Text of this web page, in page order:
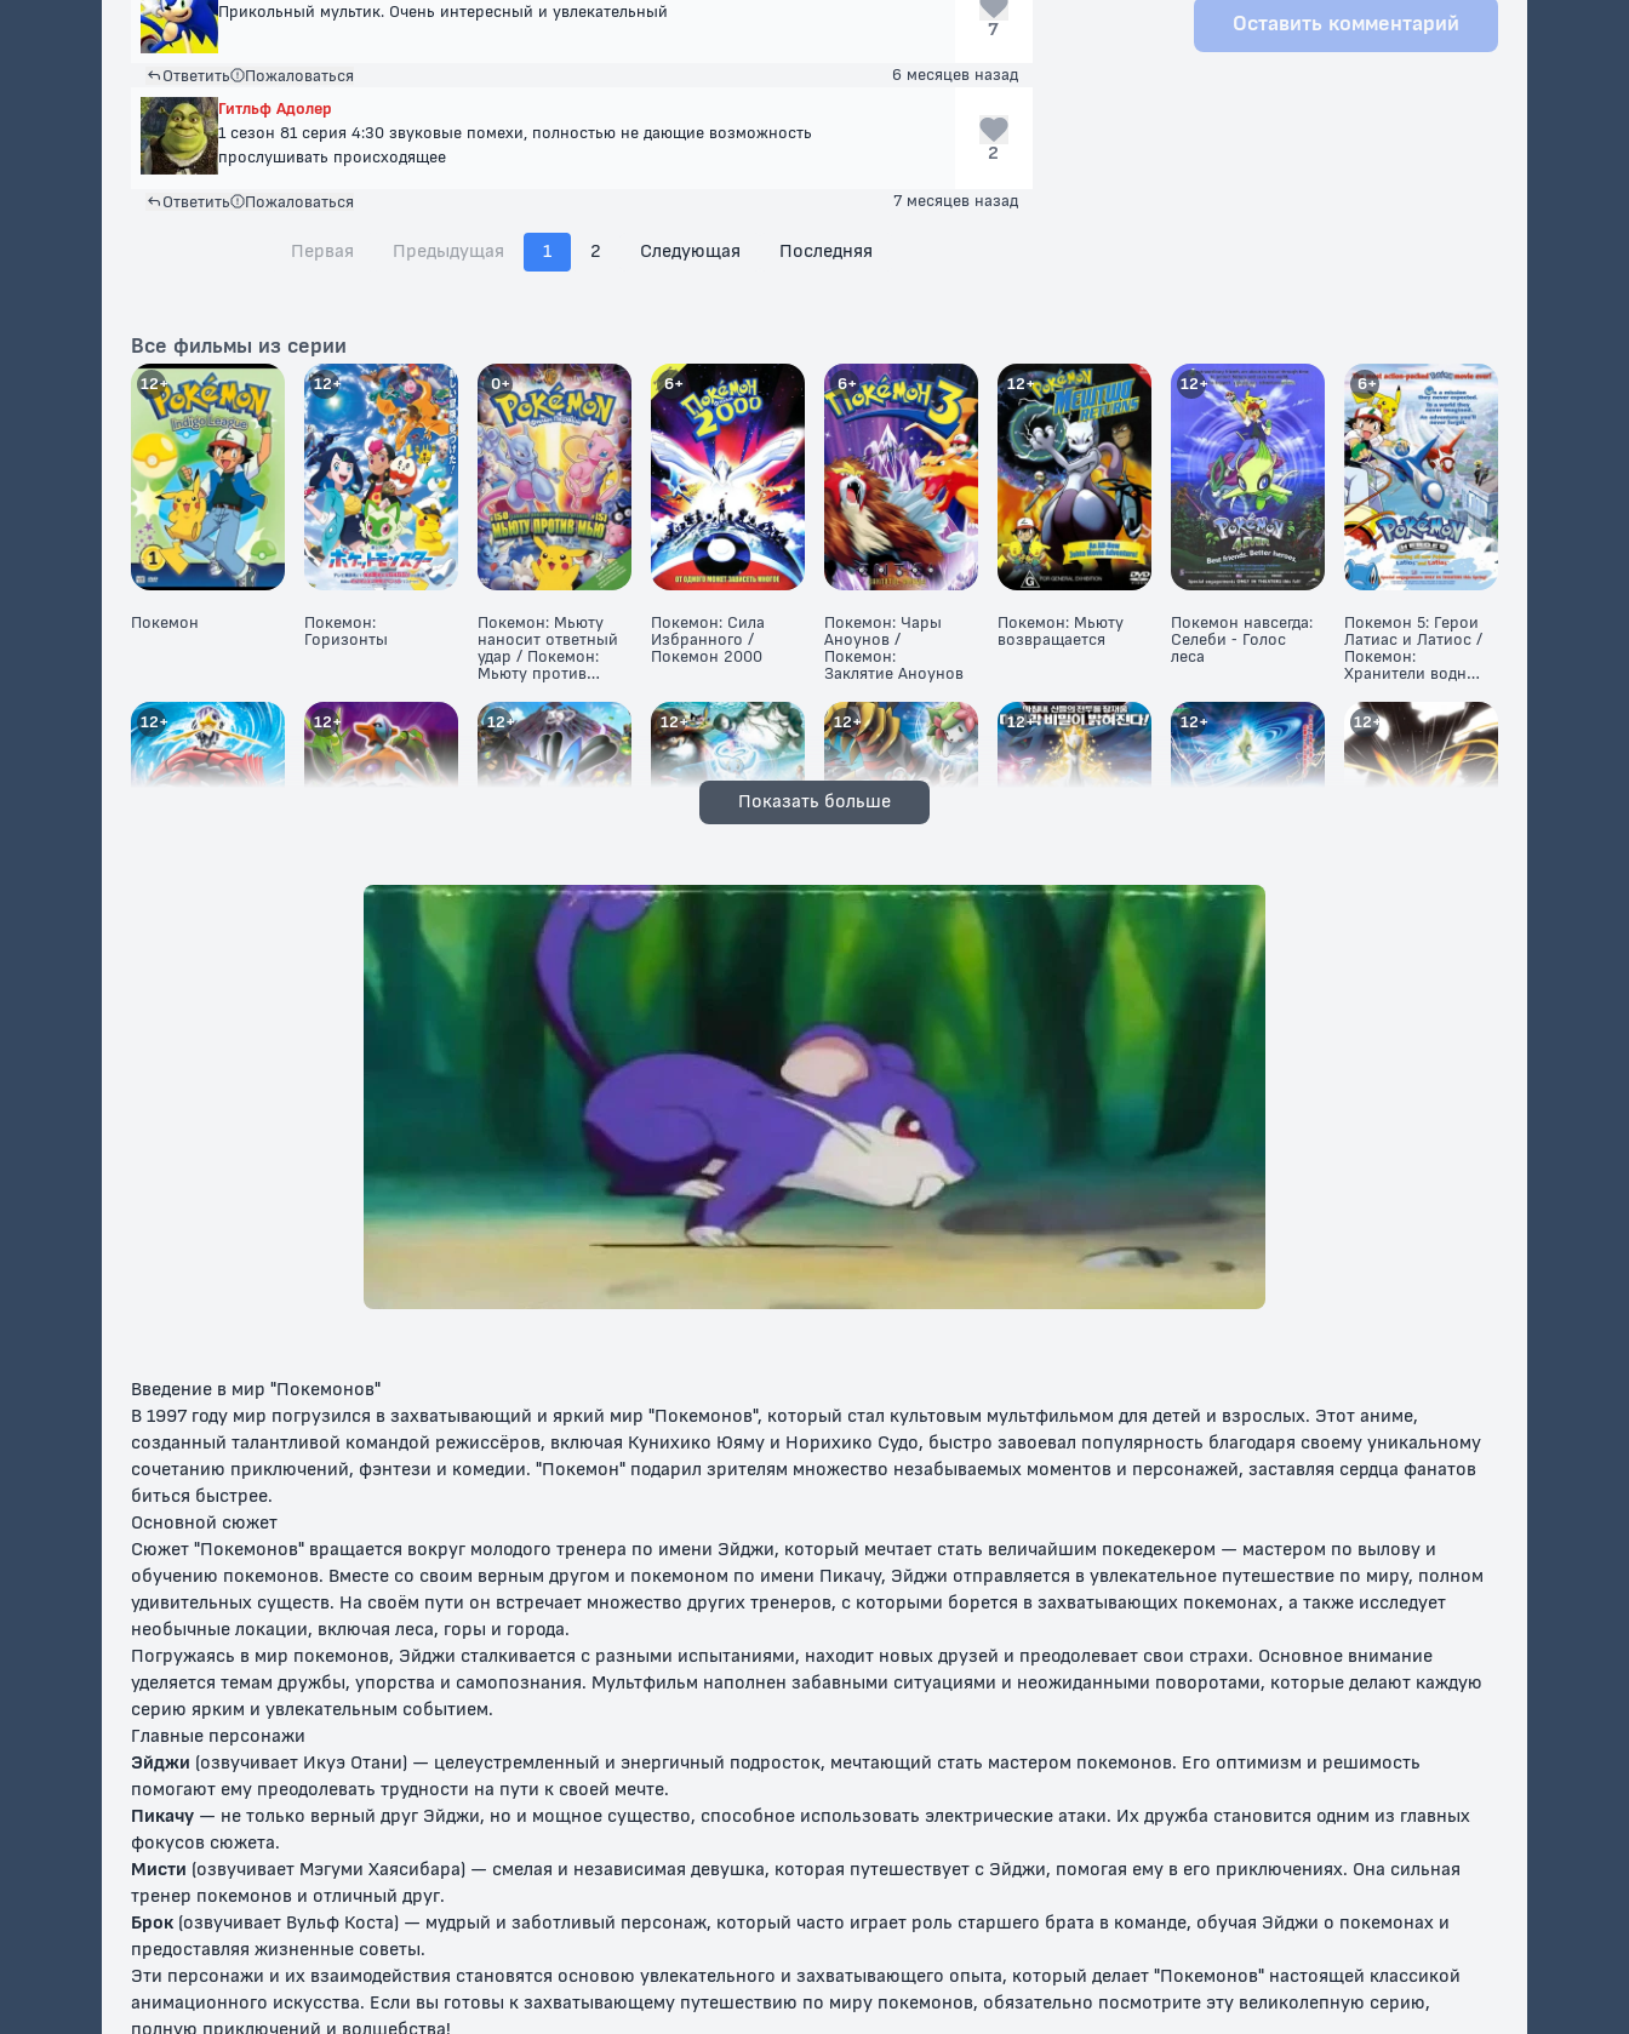
Прикольный мультик. Очень интересный и увлекательный
7
Ответить Пожаловаться
6 месяцев назад
Гитльф Адолер
1 сезон 81 серия 4:30 звуковые помехи, полностью не дающие возможность
прослушивать происходящее
2
Ответить Пожаловаться 7 месяцев назад
Первая Предыдущая 1 2 Следующая Последняя
Оставить комментарий
Все фильмы из серии
12+
Покемон
12+
Покемон:
Горизонты
0+
Покемон: Мьюту
наносит ответный
удар / Покемон:
Мьюту против
6+
Покемон: Сила
Избранного /
Покемон 2000
6+
Покемон: Чары
Аноунов /
Покемон:
Заклятие Аноунов
12+
Покемон: Мьюту
возвращается
12+
Покемон навсегда:
Селеби - Голос
леса
6+
Покемон 5: Герои
Латиас и Латиос /
Покемон:
Хранители водной
и Ратиосу
12+ 12+
Покемон: Судьба
Деоксиса
12+
Покемон: Лучарио
и тайна Мью
12+ 12+
Покемон:
12+
Покемон: Аркеус и
Драгоценный
12+
Повелитель
иллюзий Зороарк
12+
Покемон: Я
Выбираю Тебя /
Детектив Пикачу
6+
Мьюту наносит
6+
Эволюции
Покемон: хроники
Аркеуса
Показать больше
Введение в мир "Покемонов"
В 1997 году мир погрузился в захватывающий и яркий мир "Покемонов", который стал культовым мультфильмом для детей и взрослых. Этот аниме,
созданный талантливой командой режиссёров, включая Кунихико Юяму и Норихико Судо, быстро завоевал популярность благодаря своему уникальному
сочетанию приключений, фэнтези и комедии. "Покемон" подарил зрителям множество незабываемых моментов и персонажей, заставляя сердца фанатов
биться быстрее.
Основной сюжет
Сюжет "Покемонов" вращается вокруг молодого тренера по имени Эйджи, который мечтает стать величайшим покедекером — мастером по вылову и
обучению покемонов. Вместе со своим верным другом и покемоном по имени Пикачу, Эйджи отправляется в увлекательное путешествие по миру, полном
удивительных существ. На своём пути он встречает множество других тренеров, с которыми борется в захватывающих покемонах, а также исследует
необычные локации, включая леса, горы и города.
Погружаясь в мир покемонов, Эйджи сталкивается с разными испытаниями, находит новых друзей и преодолевает свои страхи. Основное внимание
уделяется темам дружбы, упорства и самопознания. Мультфильм наполнен забавными ситуациями и неожиданными поворотами, которые делают каждую
серию ярким и увлекательным событием.
Главные персонажи
Эйджи (озвучивает Икуэ Отани) — целеустремленный и энергичный подросток, мечтающий стать мастером покемонов. Его оптимизм и решимость
помогают ему преодолевать трудности на пути к своей мечте.
Пикачу — не только верный друг Эйджи, но и мощное существо, способное использовать электрические атаки. Их дружба становится одним из главных
фокусов сюжета.
Мисти (озвучивает Мэгуми Хаясибара) — смелая и независимая девушка, которая путешествует с Эйджи, помогая ему в его приключениях. Она сильная
тренер покемонов и отличный друг.
Брок (озвучивает Вульф Коста) — мудрый и заботливый персонаж, который часто играет роль старшего брата в команде, обучая Эйджи о покемонах и
предоставляя жизненные советы.
Эти персонажи и их взаимодействия становятся основою увлекательного и захватывающего опыта, который делает "Покемонов" настоящей классикой
анимационного искусства. Если вы готовы к захватывающему путешествию по миру покемонов, обязательно посмотрите эту великолепную серию,